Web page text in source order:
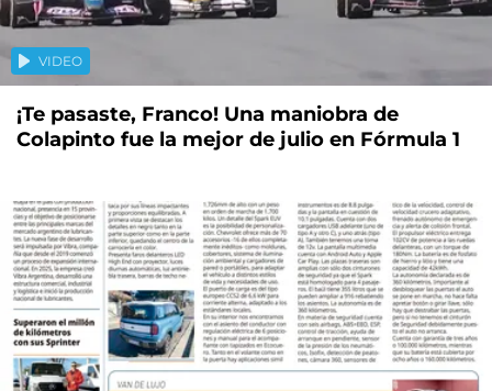
VIDEO
¡Te pasaste, Franco! Una maniobra de
Colapinto fue la mejor de julio en Fórmula 1